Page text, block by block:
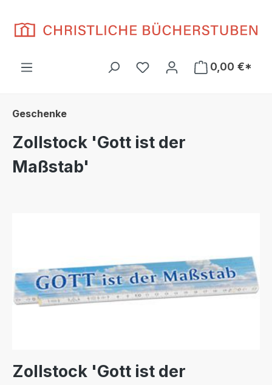
Du hast 0 Produkte auf
0,00 €*
Geschenke
Zollstock 'Gott ist der
Maßstab'
Zollstock 'Gott ist der